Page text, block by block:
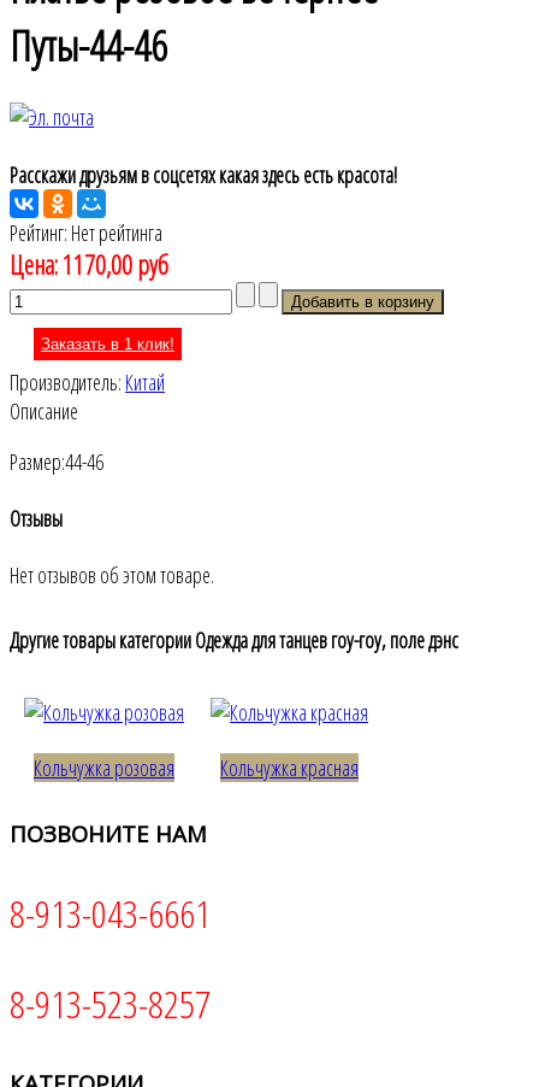
Путы-44-46
Расскажи друзьям в соцсетях какая здесь есть красота!
Рейтинг: Нет рейтинга
Цена:1170,00 руб
Заказать в 1 клик!
Производитель: Китай
Описание
Размер:44-46
Отзывы
Нет отзывов об этом товаре.
Другие товары категории Одежда для танцев гоу-гоу, поле дэнс
Кольчужка розовая Кольчужка красная
ПОЗВОНИТЕ НАМ
8-913-043-6661
8-913-523-8257